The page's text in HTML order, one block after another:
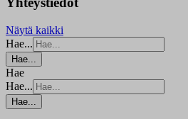
Näytä kaikki
Hae...
Hae...
Hae
Hae...
Hae...